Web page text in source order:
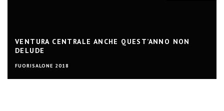
VENTURA CENTRALE ANCHE QUEST’ANNO NON
DELUDE
FUORISALONE 2018